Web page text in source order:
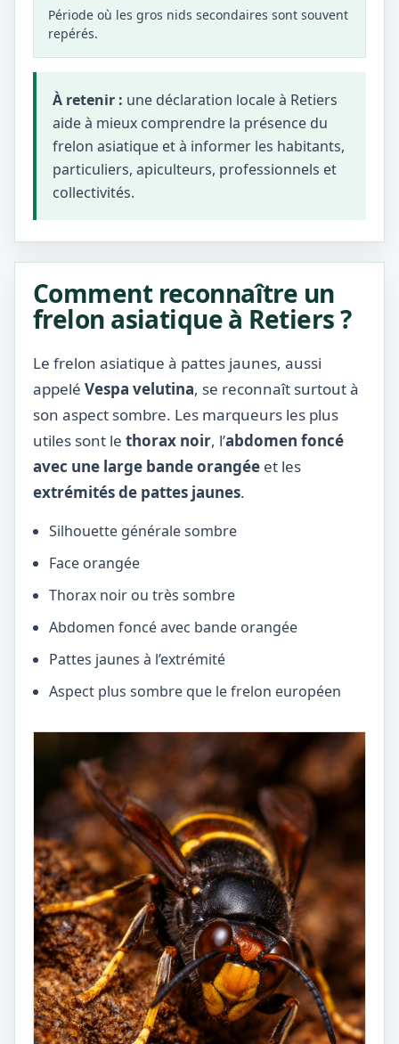
Période où les gros nids secondaires sont souvent
repérés.
À retenir : une déclaration locale à Retiers
aide à mieux comprendre la présence du
frelon asiatique et à informer les habitants,
particuliers, apiculteurs, professionnels et
collectivités.
Comment reconnaître un
frelon asiatique à Retiers ?
Le frelon asiatique à pattes jaunes, aussi
appelé Vespa velutina, se reconnaît surtout à
son aspect sombre. Les marqueurs les plus
utiles sont le thorax noir, l’abdomen foncé
avec une large bande orangée et les
extrémités de pattes jaunes.
Silhouette générale sombre
Face orangée
Thorax noir ou très sombre
Abdomen foncé avec bande orangée
Pattes jaunes à l’extrémité
Aspect plus sombre que le frelon européen